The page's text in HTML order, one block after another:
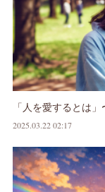
「人を愛するとは
2025.03.22 02:17